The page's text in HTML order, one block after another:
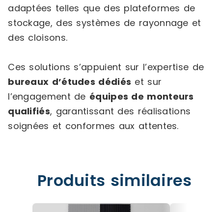
adaptées telles que des plateformes de
stockage, des systèmes de rayonnage et
des cloisons.
Ces solutions s’appuient sur l’expertise de
bureaux d’études dédiés et sur
l’engagement de équipes de monteurs
qualifiés, garantissant des réalisations
soignées et conformes aux attentes.
Produits similaires